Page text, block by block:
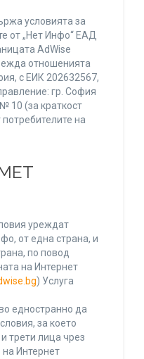
условията за
от „Нет Инфо“ ЕАД
AdWise
отношенията
с ЕИК 202632567,
гр. София
10 (за краткост
на
уреждат
от една страна, и
по повод
на Интернет
) Услуга
едностранно да
за което
трети лица чрез
Интернет